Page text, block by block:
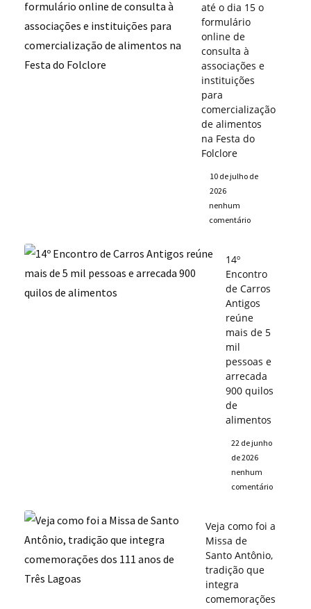
até o dia 15 o
formulário
online de
consulta à
associações e
instituições
para
comercialização
de alimentos
na Festa do
Folclore
10 de julho de
2026
nenhum
comentário
14º
Encontro
de Carros
Antigos
reúne
mais de 5
mil
pessoas e
arrecada
900 quilos
de
alimentos
22 de junho
de 2026
nenhum
comentário
Veja como foi a
Missa de
Santo Antônio,
tradição que
integra
comemorações